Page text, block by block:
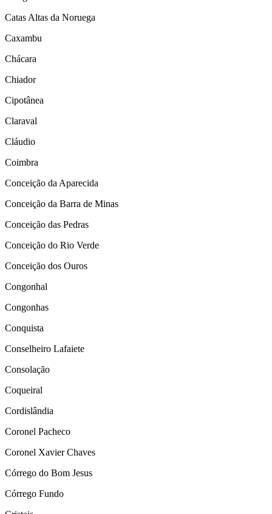
Catas Altas da Noruega
Caxambu
Chácara
Chiador
Cipotânea
Claraval
Cláudio
Coimbra
Conceição da Aparecida
Conceição da Barra de Minas
Conceição das Pedras
Conceição do Rio Verde
Conceição dos Ouros
Congonhal
Congonhas
Conquista
Conselheiro Lafaiete
Consolação
Coqueiral
Cordislândia
Coronel Pacheco
Coronel Xavier Chaves
Córrego do Bom Jesus
Córrego Fundo